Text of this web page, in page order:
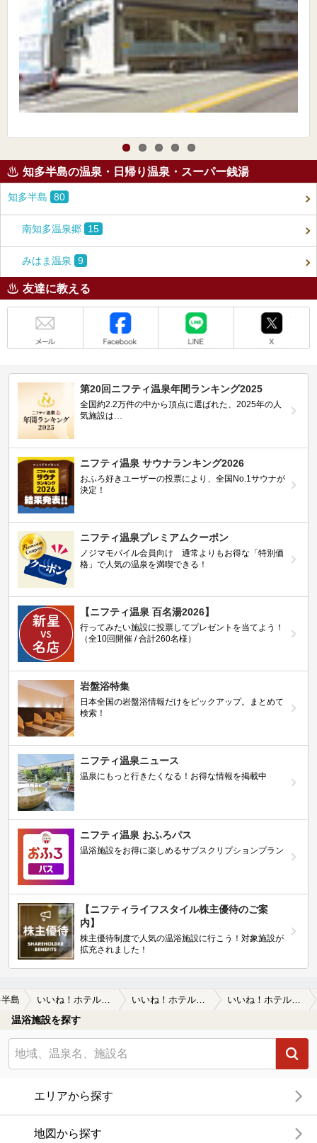
知多半島の温泉・日帰り温泉・スーパー銭湯
知多半島 80
南知多温泉郷 15
みはま温泉 9
友達に教える
第20回ニフティ温泉年間ランキング2025
全国約2.2万件の中から頂点に選ばれた、2025年の人
気施設は…
ニフティ温泉 サウナランキング2026
おふろ好きユーザーの投票により、全国No.1サウナが
決定！
ニフティ温泉プレミアムクーポン
ノジマモバイル会員向け 通常よりもお得な「特別価
格」で人気の温泉を満喫できる！
【ニフティ温泉 百名湯2026】
行ってみたい施設に投票してプレゼントを当てよう！
（全10回開催 / 合計260名様）
岩盤浴特集
日本全国の岩盤浴情報だけをピックアップ。まとめて
検索！
ニフティ温泉ニュース
温泉にもっと行きたくなる！お得な情報を掲載中
ニフティ温泉 おふろパス
温浴施設をお得に楽しめるサブスクリプションプラン
【ニフティライフスタイル株主優待のご案
内】
株主優待制度で人気の温浴施設に行こう！対象施設が
拡充されました！
島 いいね！ホテルレシーア南知多の口コミ タオルセット付きで遅くまでやってるので…
温浴施設を探す
エリアから探す
地図から探す